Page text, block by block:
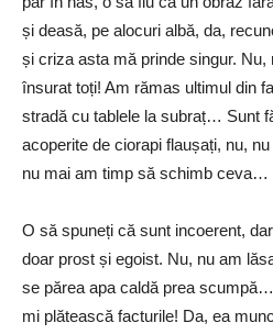
și deasă, pe alocuri albă, da,
și criza asta mă prinde singur.
însurat toți! Am rămas ultimul din
stradă cu tablele la subraț… Sunt
acoperite de ciorapi flaușați, nu,
nu mai am timp să schimb ceva…
O să spuneți că sunt incoerent,
doar prost și egoist. Nu, nu am
se părea apa caldă prea
mi plătească facturile! Da, ea